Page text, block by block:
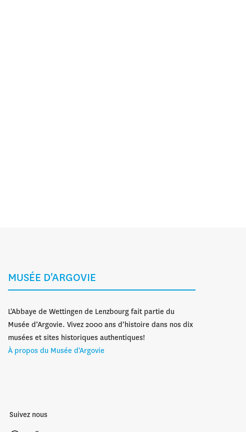
MUSÉE D'ARGOVIE
L'Abbaye de Wettingen de Lenzbourg fait partie du
Musée d’Argovie. Vivez 2000 ans d’histoire dans nos dix
musées et sites historiques authentiques!
À propos du Musée d'Argovie
Suivez nous